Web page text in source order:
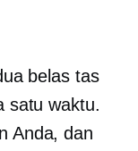
belas tas
satu waktu.
Anda, dan